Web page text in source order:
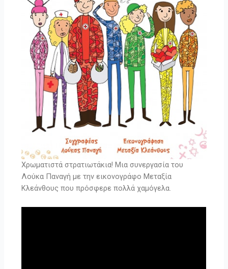
Χρωματιστά στρατιωτάκια! Μια συνεργασία του
Λούκα Παναγή με την εικονογράφο Μεταξία
Κλεάνθους που πρόσφερε πολλά χαμόγελα.